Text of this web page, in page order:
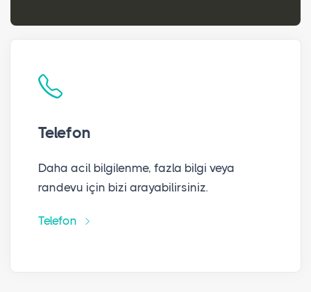
Telefon
Daha acil bilgilenme, fazla bilgi veya
randevu için bizi arayabilirsiniz.
Telefon